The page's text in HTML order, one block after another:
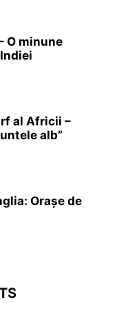
O minune
al Africii –
alb”
Orașe de